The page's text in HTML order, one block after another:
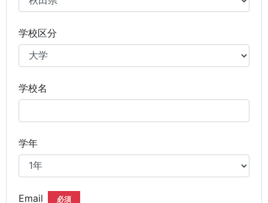
学校区分
学校名
学年
Email 必須